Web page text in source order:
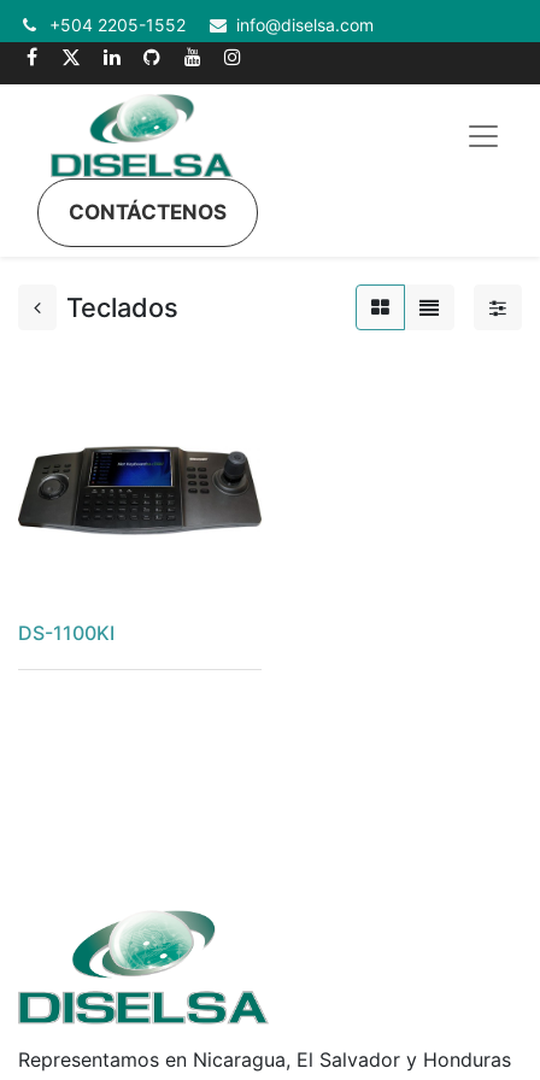
+504 2205-1552 info@diselsa.com
CONTÁCTENOS
Teclados
DS-1100KI
Representamos en Nicaragua, El Salvador y Honduras